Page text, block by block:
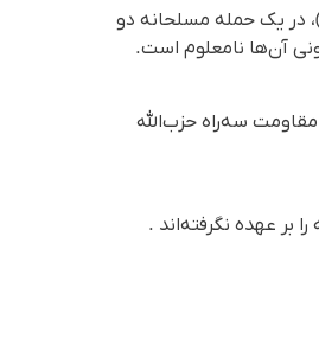
گزارش رسیده به سازمان حقوق بشری هه‌نگاو، شامگاه دوشنبه ١٤ مهرماه ١٤٠٤ (٦ اکتبر ٢٠٢٥)، در یک حمله مسلحانه دو
آن‌ها نامعلوم است.
سه‌راه حزب‌الله
بر عهده نگرفته‌اند .